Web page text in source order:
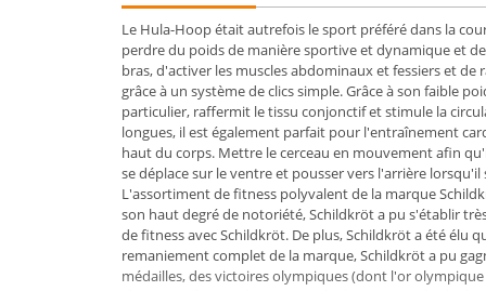
Le Hula-Hoop était autrefois le sport préféré dans la
perdre du poids de manière sportive et dynamique et
bras, d'activer les muscles abdominaux et fessiers et
grâce à un système de clics simple. Grâce à son faible
particulier, raffermit le tissu conjonctif et stimule la
longues, il est également parfait pour l'entraînement
haut du corps. Mettre le cerceau en mouvement afin
se déplace sur le ventre et pousser vers l'arrière lorsqu'il
L'assortiment de fitness polyvalent de la marque
son haut degré de notoriété, Schildkröt a pu s'établir
de fitness avec Schildkröt. De plus, Schildkröt a été élu
remaniement complet de la marque, Schildkröt a pu
médailles, des victoires olympiques (dont l'or